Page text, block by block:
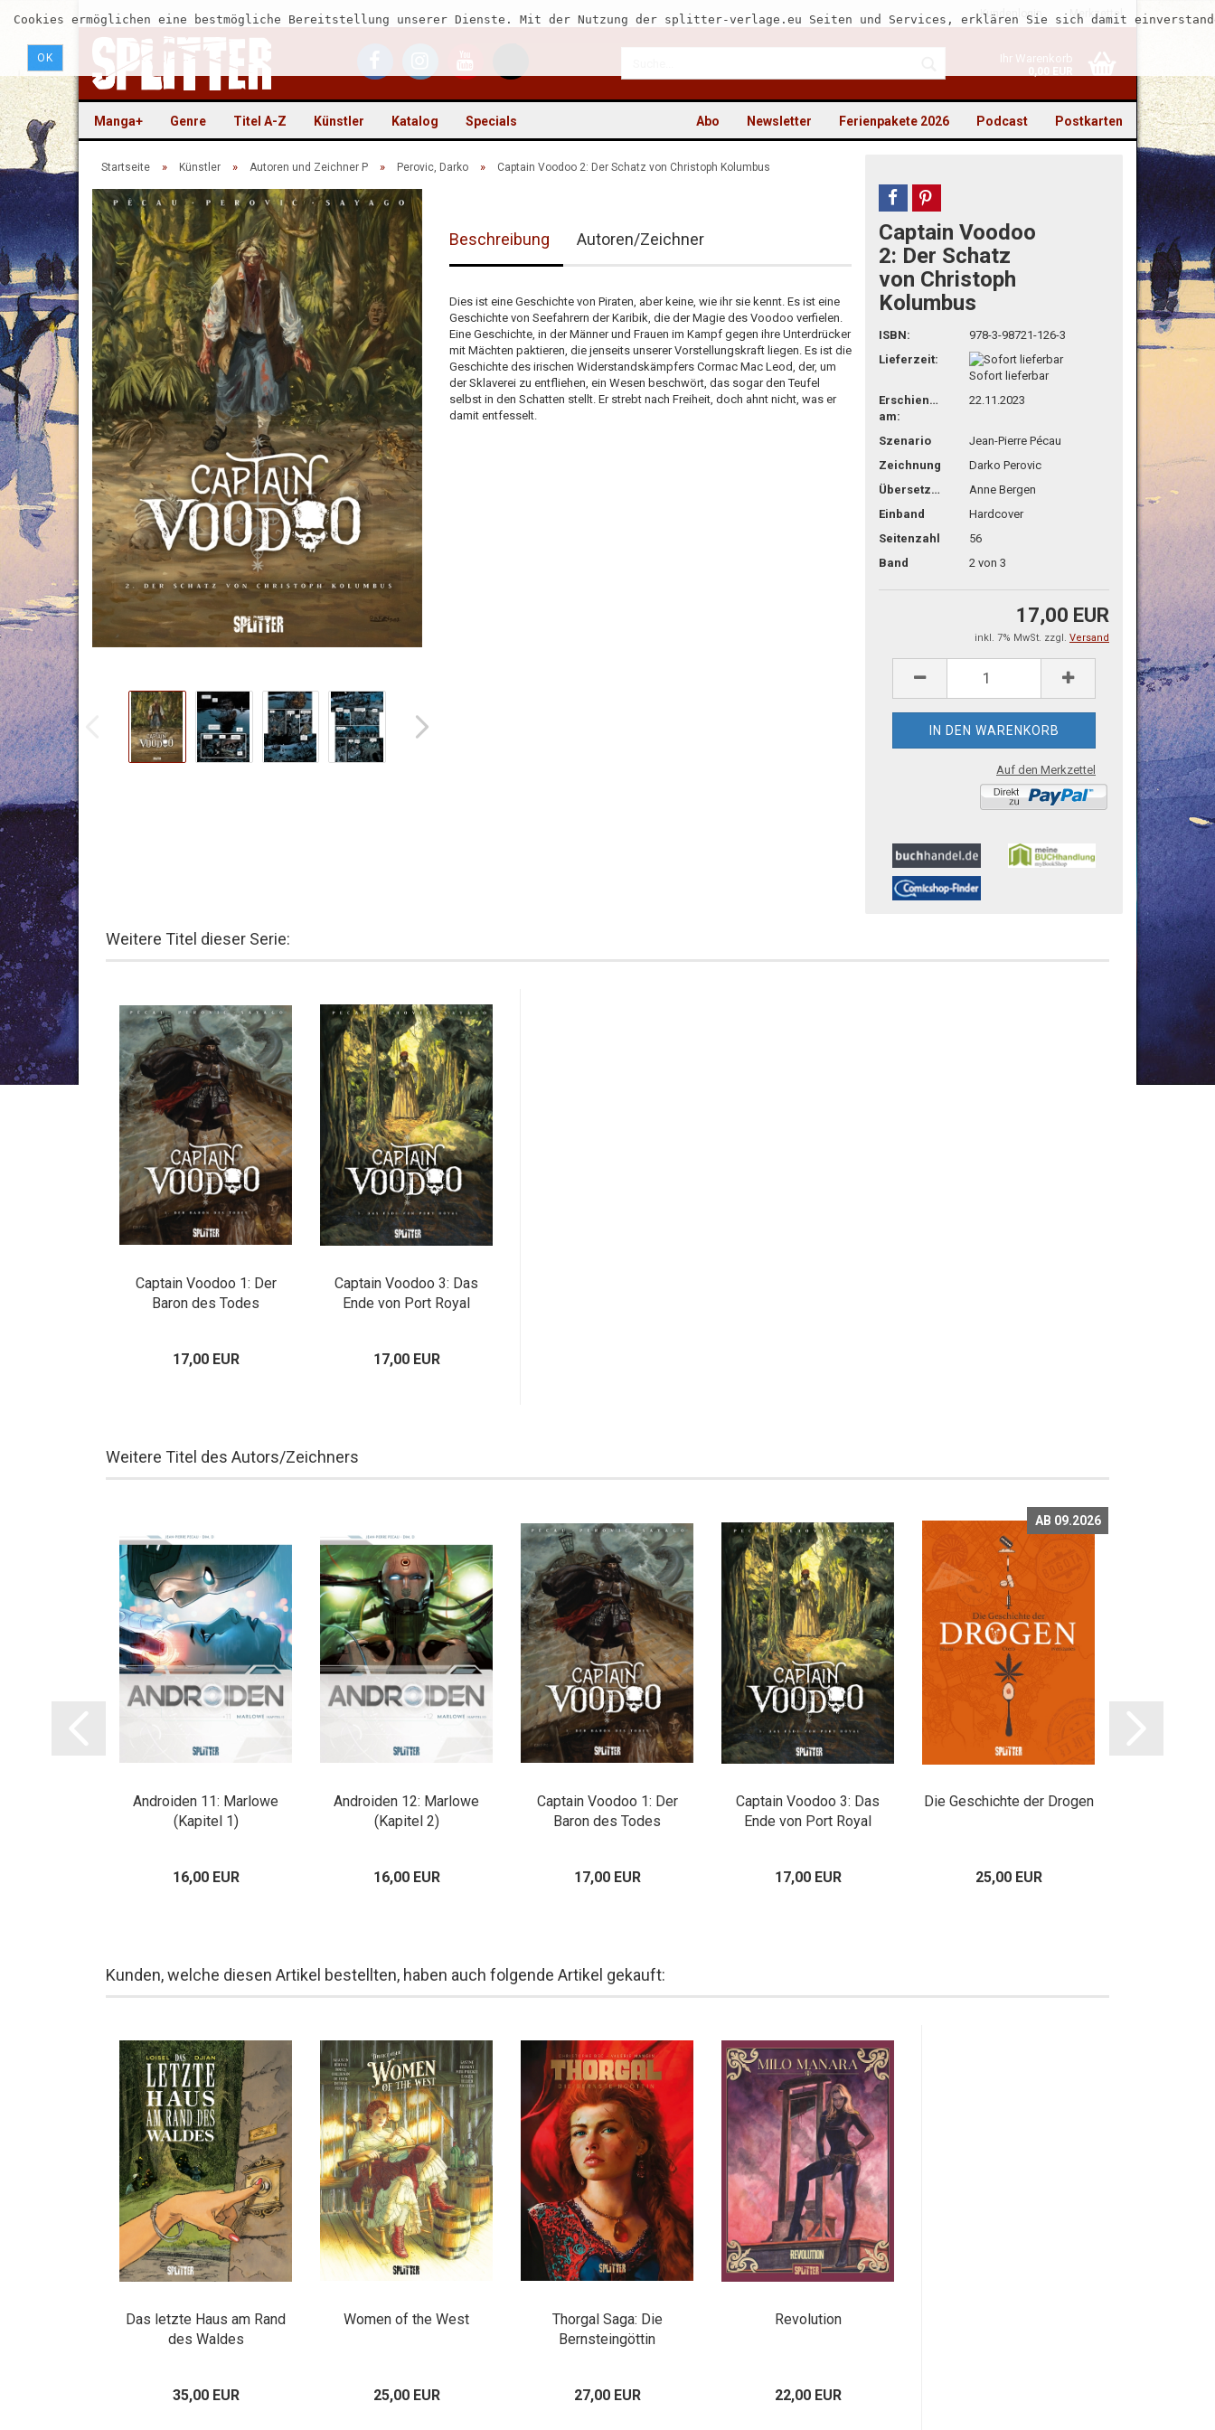
Kundenlogin
Passwort vergessen?
Merkzettel
Ihr Warenkorb
0,00 EUR
Cookies ermöglichen eine bestmögliche Bereitstellung unserer Dienste. Mit der Nutzung der splitter-verlage.eu Seiten und Services, erklären Sie sich damit
OK
Manga+ Genre Titel A-Z Künstler Katalog Specials Postkarten
Podcast
Ferienpakete 2026
Newsletter
Abo
Startseite » Künstler » Autoren und Zeichner P » Perovic, Darko » Captain Voodoo 2: Der Schatz von Christoph Kolumbus
Beschreibung Autoren/Zeichner
Dies ist eine Geschichte von Piraten, aber keine, wie ihr sie kennt. Es ist eine
Geschichte von Seefahrern der Karibik, die der Magie des Voodoo verfielen.
Eine Geschichte, in der Männer und Frauen im Kampf gegen ihre Unterdrücker
mit Mächten paktieren, die jenseits unserer Vorstellungskraft liegen. Es ist die
Geschichte des irischen Widerstandskämpfers Cormac Mac Leod, der, um
der Sklaverei zu entfliehen, ein Wesen beschwört, das sogar den Teufel
selbst in den Schatten stellt. Er strebt nach Freiheit, doch ahnt nicht, was er
damit entfesselt.
teilen pin it
Captain Voodoo
2: Der Schatz
von Christoph
Kolumbus
ISBN:
978-3-98721-126-3
Lieferzeit:
Sofort lieferbar
Erschienen
am:
22.11.2023
Szenario
Jean-Pierre Pécau
Zeichnung
Darko Perovic
Übersetzg.
Anne Bergen
Einband
Hardcover
Seitenzahl
56
Band
2 von 3
17,00 EUR
inkl. 7% MwSt. zzgl. Versand
Auf den Merkzettel
Weitere Titel dieser Serie:
Captain Voodoo 1: Der
Baron des Todes
17,00 EUR
Captain Voodoo 3: Das
Ende von Port Royal
17,00 EUR
Weitere Titel des Autors/Zeichners
Androiden 11: Marlowe
(Kapitel 1)
16,00 EUR
Androiden 12: Marlowe
(Kapitel 2)
16,00 EUR
Captain Voodoo 1: Der
Baron des Todes
17,00 EUR
Captain Voodoo 3: Das
Ende von Port Royal
17,00 EUR
AB 09.2026
Die Geschichte der Drogen
25,00 EUR
Kunden, welche diesen Artikel bestellten, haben auch folgende Artikel gekauft:
Das letzte Haus am Rand
des Waldes
35,00 EUR
Women of the West
25,00 EUR
Thorgal Saga: Die
Bernsteingöttin
27,00 EUR
Revolution
22,00 EUR